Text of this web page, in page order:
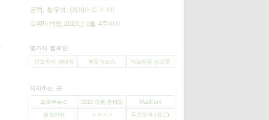
굳럭, 황우석. (와이어드 기사)
트위터백업 2010년 8월 4주까지
몇가지 캠페인
진보지식 생태계 백투더소스 저널리즘 경고문
지지하는 곳
슬로우뉴스 2012 언론 총파업 MadCom
씽크카페 ㅍㅍㅅㅅ 두고보자 (창고)